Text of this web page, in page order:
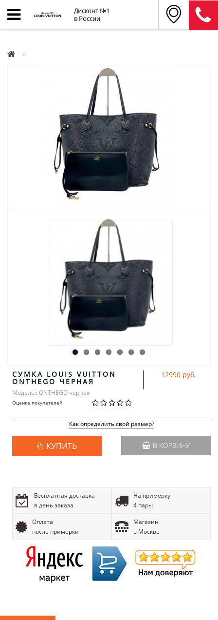
Дисконт №1
в России
СУМКА LOUIS VUITTON
ONTHEGO ЧЕРНАЯ
Модель:: ONTHEGO черная
Оценка покупателей
12990 руб.
Как определить свой размер?
КУПИТЬ В КОРЗИНУ
Бесплатная доставка
в день заказа
На примерку
4 пары
Оплата
после примерки
Магазин
в Москве